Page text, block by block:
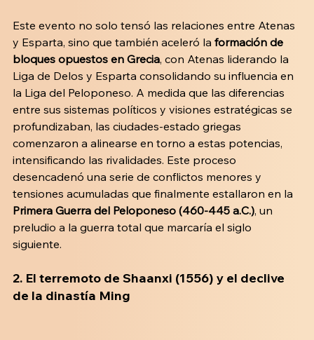
Este evento no solo tensó las relaciones entre Atenas
y Esparta, sino que también aceleró la formación de
bloques opuestos en Grecia, con Atenas liderando la
Liga de Delos y Esparta consolidando su influencia en
la Liga del Peloponeso. A medida que las diferencias
entre sus sistemas políticos y visiones estratégicas se
profundizaban, las ciudades-estado griegas
comenzaron a alinearse en torno a estas potencias,
intensificando las rivalidades. Este proceso
desencadenó una serie de conflictos menores y
tensiones acumuladas que finalmente estallaron en la
Primera Guerra del Peloponeso (460-445 a.C.), un
preludio a la guerra total que marcaría el siglo
siguiente.
2. El terremoto de Shaanxi (1556) y el declive
de la dinastía Ming